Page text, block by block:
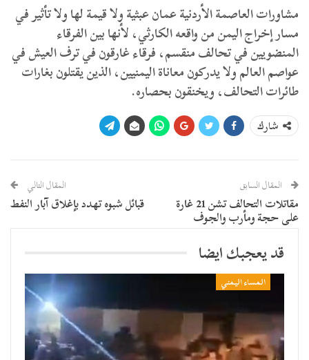
مشاورات العاصمة الأردنية عمان عبثية ولا قيمة لها ولا تأثير في
مسار إخراج اليمن من واقعه الكارثي، لأنها بين الفرقاء
المنضويين في تحالف منقسم، فرقاءغارقون في ترف العيش في
عواصم العالم ولا يدركون معاناة اليمنيين،الذين يقتلون بغارات
طائرات التحالف، ويخنقون بحصاره.
شارك
المقال السابق
مقاتلات التحالف تشن 21 غارة
على حجة ومأرب والجوف
المقال التالي
قبائل شبوه تهدد بإغلاق آبار النفط
قد يعجبك ايضا
المساء اليمني